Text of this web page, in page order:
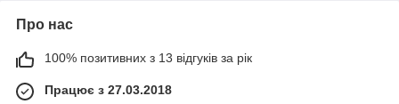
Про нас
100% позитивних з 13 відгуків за рік
Працює з 27.03.2018